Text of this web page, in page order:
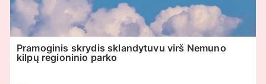
Pramoginis skrydis sklandytuvu virš Nemuno
kilpų regioninio parko